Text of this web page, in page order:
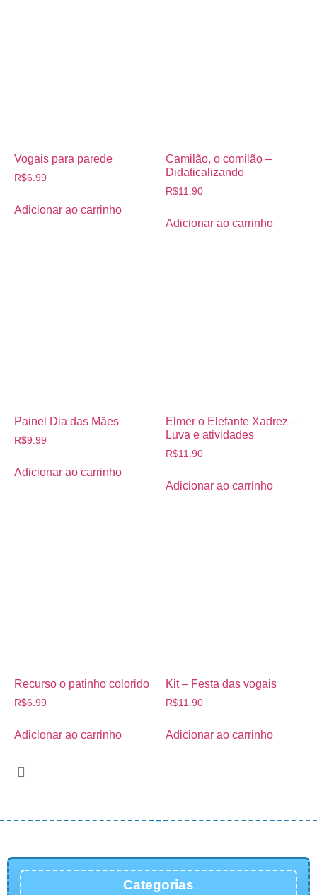
Vogais para parede
R$6.99
Adicionar ao carrinho
Camilão, o comilão –
Didaticalizando
R$11.90
Adicionar ao carrinho
Painel Dia das Mães
R$9.99
Adicionar ao carrinho
Elmer o Elefante Xadrez –
Luva e atividades
R$11.90
Adicionar ao carrinho
Recurso o patinho colorido
R$6.99
Adicionar ao carrinho
Kit – Festa das vogais
R$11.90
Adicionar ao carrinho
Categorias